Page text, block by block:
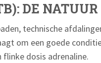
DE
technische
om een goede
dosis adrenaline.